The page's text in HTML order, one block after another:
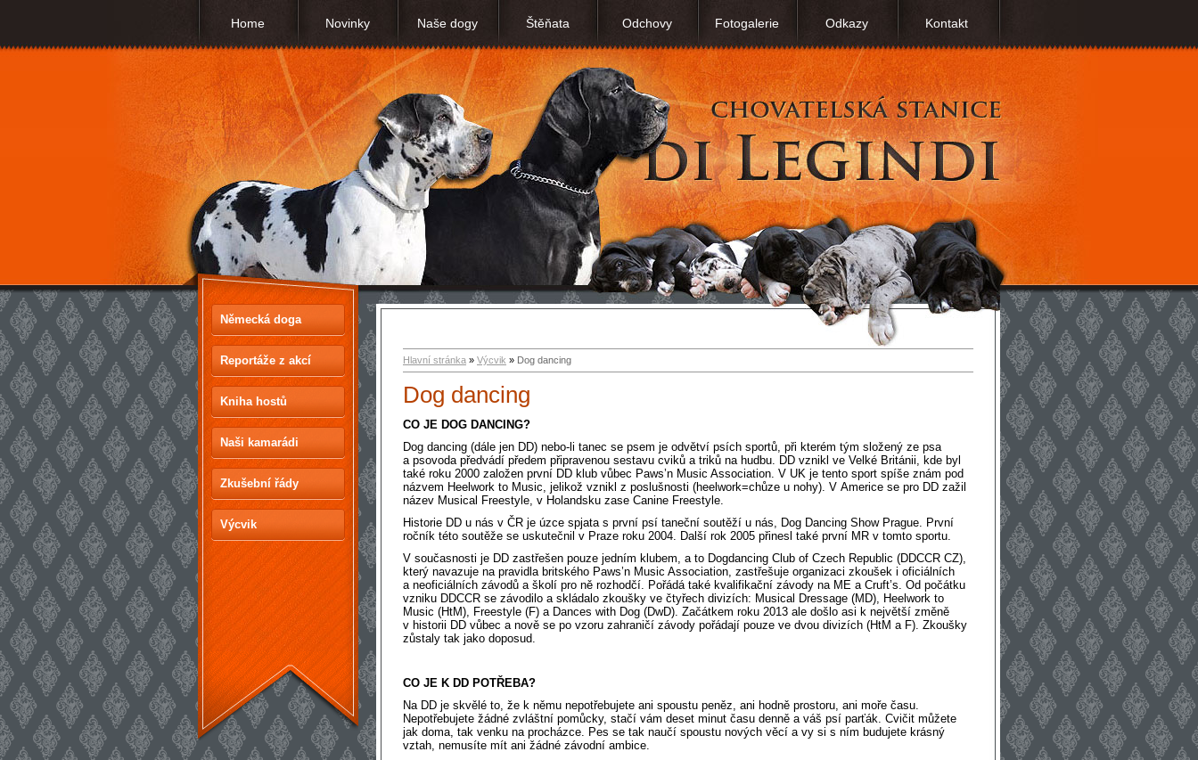
Home Novinky Naše dogy Štěňata Odchovy Fotogalerie Odkazy Kontakt
Německá doga
Reportáže z akcí
Kniha hostů
Naši kamarádi
Zkušební řády
Výcvik
Hlavní stránka » Výcvik » Dog dancing
Dog dancing
CO JE DOG DANCING?
Dog dancing (dále jen DD) nebo-li tanec se psem je odvětví psích sportů, při kterém tým složený ze psa
a psovoda předvádí předem připravenou sestavu cviků a triků na hudbu. DD vznikl ve Velké Británii, kde byl
také roku 2000 založen první DD klub vůbec Paws’n Music Association. V UK je tento sport spíše znám pod
názvem Heelwork to Music, jelikož vznikl z poslušnosti (heelwork=chůze u nohy). V Americe se pro DD zažil
název Musical Freestyle, v Holandsku zase Canine Freestyle.
Historie DD u nás v ČR je úzce spjata s první psí taneční soutěží u nás, Dog Dancing Show Prague. První
ročník této soutěže se uskutečnil v Praze roku 2004. Další rok 2005 přinesl také první MR v tomto sportu.
V současnosti je DD zastřešen pouze jedním klubem, a to Dogdancing Club of Czech Republic (DDCCR CZ),
který navazuje na pravidla britského Paws’n Music Association, zastřešuje organizaci zkoušek i oficiálních
a neoficiálních závodů a školí pro ně rozhodčí. Pořádá také kvalifikační závody na ME a Cruft’s. Od počátku
vzniku DDCCR se závodilo a skládalo zkoušky ve čtyřech divizích: Musical Dressage (MD), Heelwork to
Music (HtM), Freestyle (F) a Dances with Dog (DwD). Začátkem roku 2013 ale došlo asi k největší změně
v historii DD vůbec a nově se po vzoru zahraničí závody pořádají pouze ve dvou divizích (HtM a F). Zkoušky
zůstaly tak jako doposud.
CO JE K DD POTŘEBA?
Na DD je skvělé to, že k němu nepotřebujete ani spoustu peněz, ani hodně prostoru, ani moře času.
Nepotřebujete žádné zvláštní pomůcky, stačí vám deset minut času denně a váš psí parťák. Cvičit můžete
jak doma, tak venku na procházce. Pes se tak naučí spoustu nových věcí a vy si s ním budujete krásný
vztah, nemusíte mít ani žádné závodní ambice.